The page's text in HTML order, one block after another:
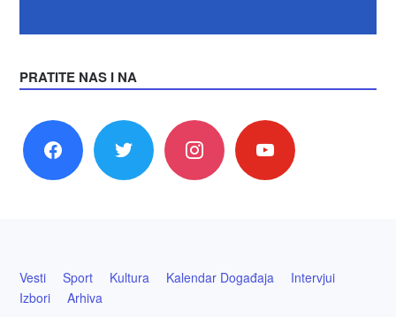
PRATITE NAS I NA
facebook twitter instagram youtube
Vesti Sport Kultura Kalendar Događaja
Intervjui
Izbori
Arhiva